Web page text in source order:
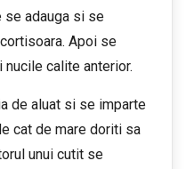
se adauga si se
Apoi se
calite anterior.
de aluat si se imparte
cat de mare doriti sa
unui cutit se